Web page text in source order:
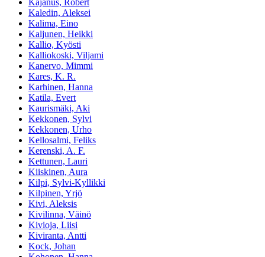
Kaledin, Aleksei
Kalima, Eino
Kaljunen, Heikki
Kallio, Kyösti
Kalliokoski, Viljami
Kanervo, Mimmi
Kares, K. R.
Karhinen, Hanna
Katila, Evert
Kaurismäki, Aki
Kekkonen, Sylvi
Kekkonen, Urho
Kellosalmi, Feliks
Kerenski, A. F.
Kettunen, Lauri
Kiiskinen, Aura
Kilpi, Sylvi-Kyllikki
Kilpinen, Yrjö
Kivi, Aleksis
Kivilinna, Väinö
Kivioja, Liisi
Kiviranta, Antti
Kock, Johan